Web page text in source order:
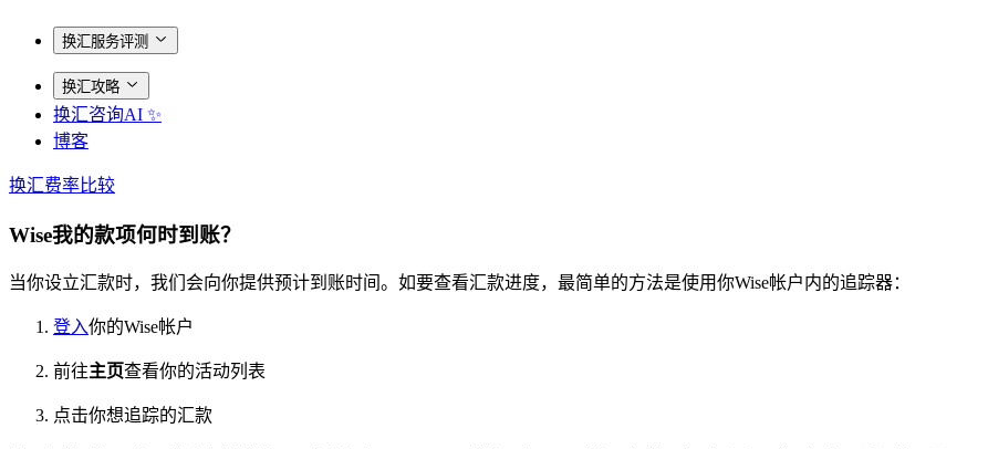
换汇服务评测
换汇攻略
换汇咨询AI ✨
博客
换汇费率比较
Wise我的款项何时到账？
当你设立汇款时，我们会向你提供预计到账时间。如要查看汇款进度，最简单的方法是使用你Wise帐户内的追踪器：
登入你的Wise帐户
前往主页查看你的活动列表
点击你想追踪的汇款